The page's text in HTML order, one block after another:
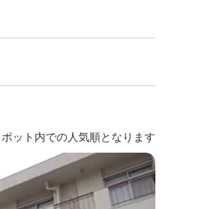
ット内での人気順となります